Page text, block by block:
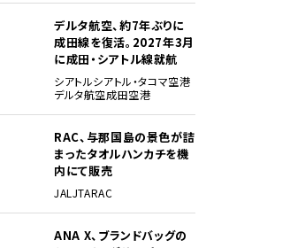
デルタ航空、約7年ぶりに
成田線を復活。2027年3月
に成田・シアトル線就航
シアトルシアトル・タコマ空港
デルタ航空成田空港
RAC、与那国島の景色が詰
まったタオルハンカチを機
内にて販売
JAL JTARAC
ANA X、ブランドバッグの